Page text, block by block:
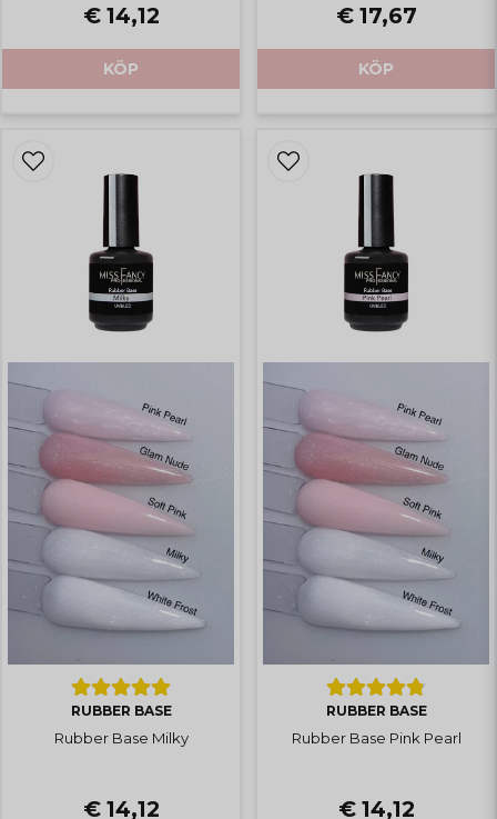
€ 14,12
KÖP
€ 17,67
KÖP
RUBBER BASE
Rubber Base Milky
€ 14,12
RUBBER BASE
Rubber Base Pink Pearl
€ 14,12